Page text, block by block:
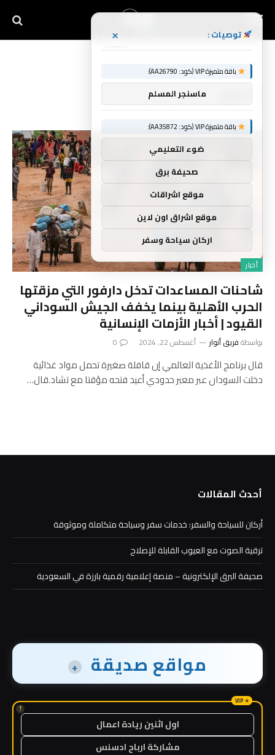
أخبار
شاحنات المساعدات تدخل دارفور التي مزقتها
الحرب الأهلية بينما يخفف الجيش السوداني
القيود | أخبار الأزمات الإنسانية
بواسطةفريق أنوار أغسطس 22, 2024 0
قال برنامج الأغذية العالمي إن قافلة صغيرة تحمل مواد غذائية
دخلت السودان عبر معبر حدودي أعيد فتحه مؤقتا مع تشاد.قال…
أحدث المقالات
أركان للسياحة والسفر: خدمات سفر وسياحة متكاملة وموثوقة
ترقية الصوت مع العيوب القابلة للإصلاح
صحيفة البرق الإلكترونية – منصة إعلامية رقمية بارزة في السعودية
مواقع صديقة +
!
اول اثنين ريادة اعمال
مشاركة ارباح ادسنس
توصيات : ×
باقة متميزة VIP (كود: AA26790):
ماسنجر المسلم
باقة متميزة VIP (كود: AA35872):
ضوء التعليمي
صحيفة برق
موقع اشراقات
موقع اشراق اون لاين
اركان سياحة وسفر